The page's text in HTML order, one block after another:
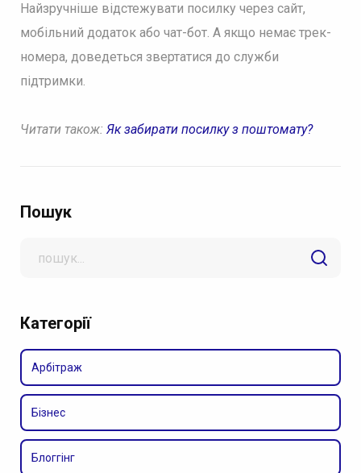
Найзручніше відстежувати посилку через сайт,
мобільний додаток або чат-бот. А якщо немає трек-
номера, доведеться звертатися до служби
підтримки.
Читати також: Як забирати посилку з поштомату?
Пошук
Категорії
Арбітраж
Бізнес
Блоггінг